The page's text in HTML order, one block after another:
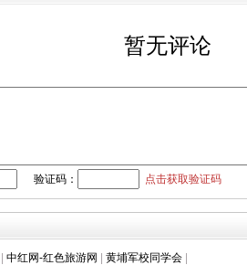
暂无评论
验证码： 点击获取验证码
| 中红网-红色旅游网 | 黄埔军校同学会 |